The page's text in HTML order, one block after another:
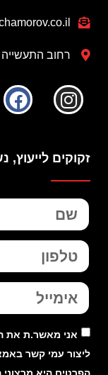
רחוב התעשייה 7, ראש העין מיקוד
זקוקים
אני מאשר.ת את
ליצור עמי קשר